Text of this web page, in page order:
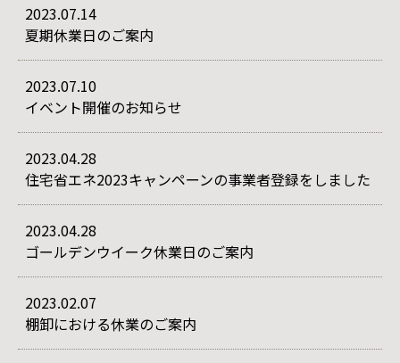
2023.07.14
夏期休業日のご案内
2023.07.10
イベント開催のお知らせ
2023.04.28
住宅省エネ2023キャンペーンの事業者登録をしました
2023.04.28
ゴールデンウイーク休業日のご案内
2023.02.07
棚卸における休業のご案内